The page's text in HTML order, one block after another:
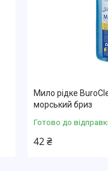
Мило рідке
морський бриз
Готово до
42 ₴